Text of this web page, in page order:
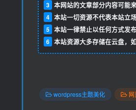
3 本网站的文章部分内容可能
4 本站一切资源不代表本站立
5 本站一律禁止以任何方式发
6 本站资源大多存储在云盘，
wordpress主题美化